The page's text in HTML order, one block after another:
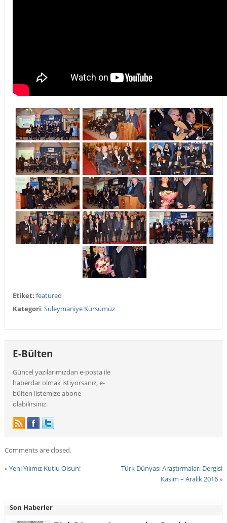
Etiket: featured
Kategori:Süleymaniye Kürsümüz
E-Bülten
Güncel yazılarımızdan e-posta ile
haberdar olmak istiyorsanız, e-
bülten listemize abone
olabilirsiniz.
Comments are closed.
«Yeni Yılımız Kutlu Olsun!
Türk Dünyası Araştırmaları Dergisi
Kasım – Aralık 2016»
Son Haberler